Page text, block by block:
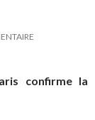
confirme la